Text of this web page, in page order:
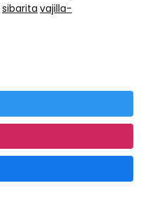
sibarita vajilla-